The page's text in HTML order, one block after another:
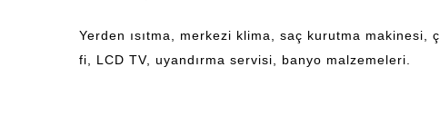
Yerden ısıtma, merkezi klima, saç kurutma
ücretsiz Wi-fi, LCD TV, uyandırma servisi,